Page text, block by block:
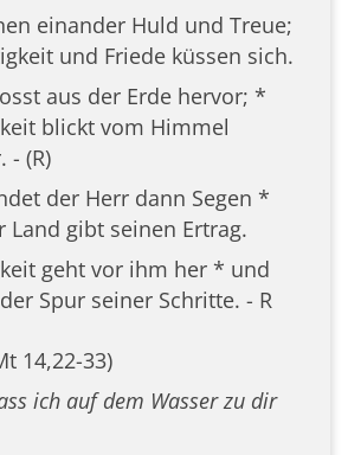
einander Huld und Treue;
und Friede küssen sich.
aus der Erde hervor; *
blickt vom Himmel
- (R)
der Herr dann Segen *
Land gibt seinen Ertrag.
geht vor ihm her * und
Spur seiner Schritte. - R
14,22-33)
ich auf dem Wasser zu dir